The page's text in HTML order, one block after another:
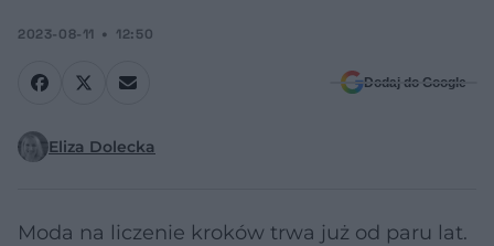
2023-08-11 12:50
Dodaj do Google
Eliza Dolecka
Moda na liczenie kroków trwa już od paru lat.